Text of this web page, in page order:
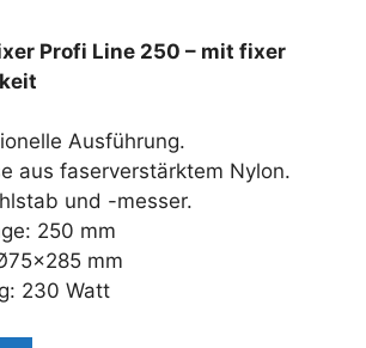
Profi Line 250 – mit fixer
Ausführung.
aus faserverstärktem Nylon.
und -messer.
250 mm
mm
230 Watt